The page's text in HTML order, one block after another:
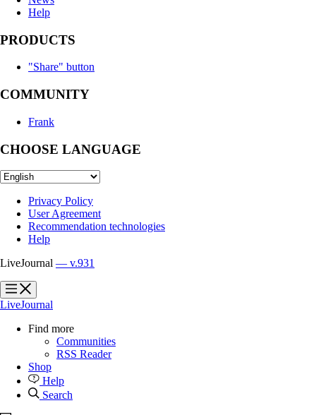
Help
PRODUCTS
"Share" button
COMMUNITY
Frank
CHOOSE LANGUAGE
Privacy Policy
User Agreement
Recommendation technologies
Help
LiveJournal — v.931
?
?
LiveJournal
Find more
Communities
RSS Reader
Shop
Help
Search